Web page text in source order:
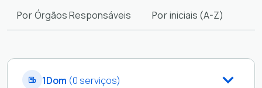
PorÓrgãos Responsáveis Poriniciais (A-Z)
1Dom (0 serviços)